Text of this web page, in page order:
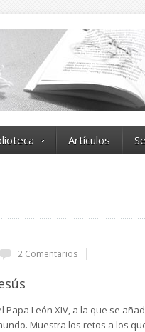
Artículos
2 Comentarios
Papa León XIV, a la que se
Muestra los retos a los